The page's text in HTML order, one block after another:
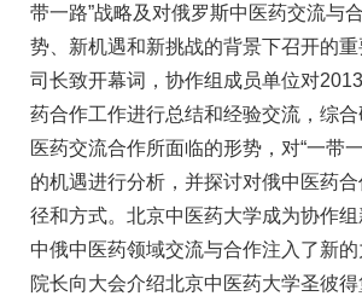
带一路”战略及对俄罗斯中医药交流与
势、新机遇和新挑战的背景下召开的
司长致开幕词，协作组成员单位对
药合作工作进行总结和经验交流，综
医药交流合作所面临的形势，对“一带
的机遇进行分析，并探讨对俄中医药
径和方式。北京中医药大学成为协作
中俄中医药领域交流与合作注入了新的
院长向大会介绍北京中医药大学圣彼